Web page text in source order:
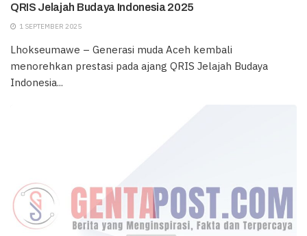
QRIS Jelajah Budaya Indonesia 2025
1 SEPTEMBER 2025
Lhokseumawe – Generasi muda Aceh kembali
menorehkan prestasi pada ajang QRIS Jelajah Budaya
Indonesia...